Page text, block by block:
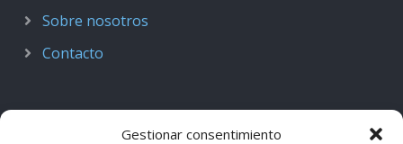
Gestionar consentimiento
Sobre nosotros
Contacto